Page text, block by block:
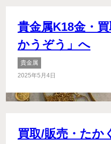
貴金属K18金・
かうぞう」へ
貴金属
2025年5月4日
買取/販売・たか